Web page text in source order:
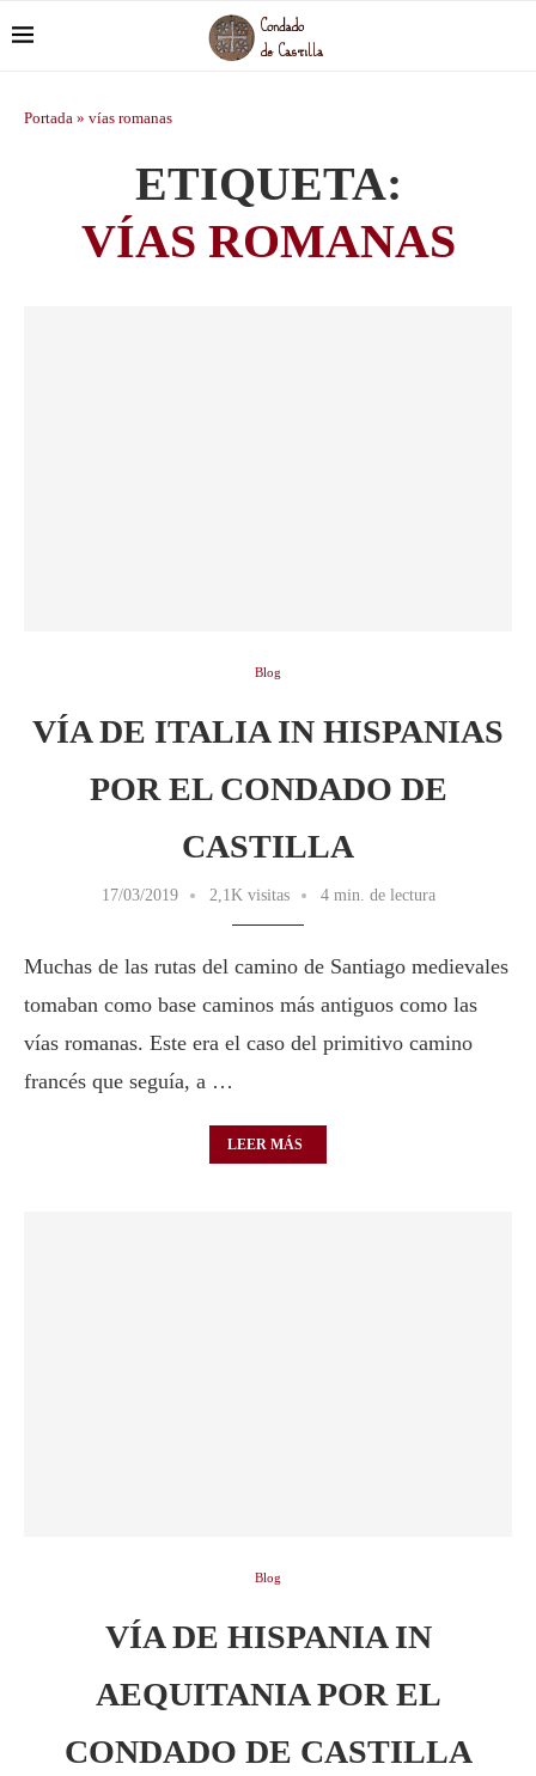
Portada » vías romanas
ETIQUETA:
VÍAS ROMANAS
Blog
VÍA DE ITALIA IN HISPANIAS
POR EL CONDADO DE
CASTILLA
17/03/2019 2,1K visitas 4 min. de lectura
Muchas de las rutas del camino de Santiago medievales
tomaban como base caminos más antiguos como las
vías romanas. Este era el caso del primitivo camino
francés que seguía, a …
LEER MÁS
Blog
VÍA DE HISPANIA IN
AEQUITANIA POR EL
CONDADO DE CASTILLA